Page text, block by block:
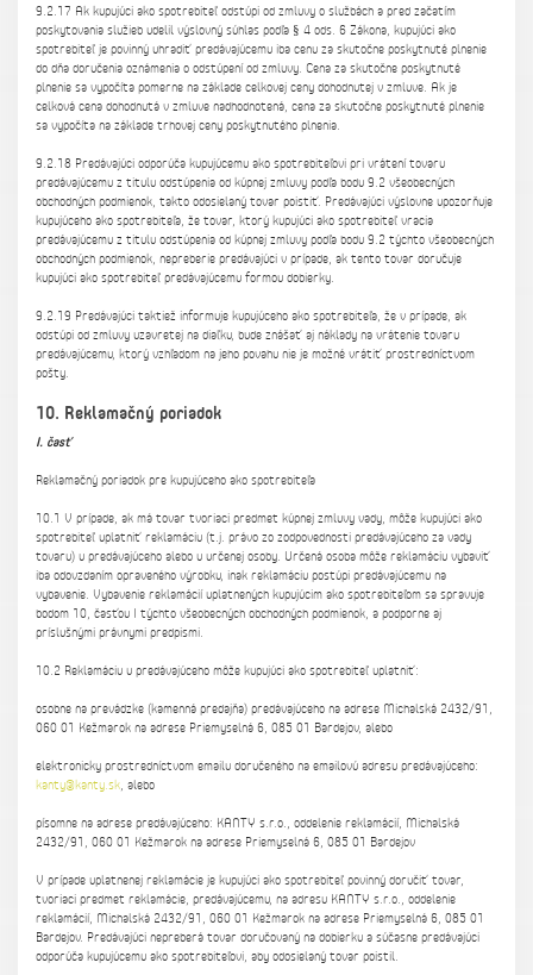
9.2.17 Ak kupujúci ako spotrebiteľ odstúpi od zmluvy o službách a pred začatím
poskytovania služieb udelil výslovný súhlas podľa § 4 ods. 6 Zákona, kupujúci ako
spotrebiteľ je povinný uhradiť predávajúcemu iba cenu za skutočne poskytnuté plnenie
do dňa doručenia oznámenia o odstúpení od zmluvy. Cena za skutočne poskytnuté
plnenie sa vypočíta pomerne na základe celkovej ceny dohodnutej v zmluve. Ak je
celková cena dohodnutá v zmluve nadhodnotená, cena za skutočne poskytnuté plnenie
sa vypočíta na základe trhovej ceny poskytnutého plnenia.
9.2.18 Predávajúci odporúča kupujúcemu ako spotrebiteľovi pri vrátení tovaru
predávajúcemu z titulu odstúpenia od kúpnej zmluvy podľa bodu 9.2 všeobecných
obchodných podmienok, takto odosielaný tovar poistiť. Predávajúci výslovne upozorňuje
kupujúceho ako spotrebiteľa, že tovar, ktorý kupujúci ako spotrebiteľ vracia
predávajúcemu z titulu odstúpenia od kúpnej zmluvy podľa bodu 9.2 týchto všeobecných
obchodných podmienok, nepreberie predávajúci v prípade, ak tento tovar doručuje
kupujúci ako spotrebiteľ predávajúcemu formou dobierky.
9.2.19 Predávajúci taktiež informuje kupujúceho ako spotrebiteľa, že v prípade, ak
odstúpi od zmluvy uzavretej na diaľku, bude znášať aj náklady na vrátenie tovaru
predávajúcemu, ktorý vzhľadom na jeho povahu nie je možné vrátiť prostredníctvom
pošty.
10. Reklamačný poriadok
I. časť
Reklamačný poriadok pre kupujúceho ako spotrebiteľa
10.1 V prípade, ak má tovar tvoriaci predmet kúpnej zmluvy vady, môže kupujúci ako
spotrebiteľ uplatniť reklamáciu (t.j. právo zo zodpovednosti predávajúceho za vady
tovaru) u predávajúceho alebo u určenej osoby. Určená osoba môže reklamáciu vybaviť
iba odovzdaním opraveného výrobku, inak reklamáciu postúpi predávajúcemu na
vybavenie. Vybavenie reklamácií uplatnených kupujúcim ako spotrebiteľom sa spravuje
bodom 10, časťou I týchto všeobecných obchodných podmienok, a podporne aj
príslušnými právnymi predpismi.
10.2 Reklamáciu u predávajúceho môže kupujúci ako spotrebiteľ uplatniť:
osobne na prevádzke (kamenná predajňa) predávajúceho na adrese Michalská 2432/91,
060 01 Kežmarok na adrese Priemyselná 6, 085 01 Bardejov, alebo
elektronicky prostredníctvom emailu doručeného na emailovú adresu predávajúceho:
kanty@kanty.sk, alebo
písomne na adrese predávajúceho: KANTY s.r.o., oddelenie reklamácií, Michalská
2432/91, 060 01 Kežmarok na adrese Priemyselná 6, 085 01 Bardejov
V prípade uplatnenej reklamácie je kupujúci ako spotrebiteľ povinný doručiť tovar,
tvoriaci predmet reklamácie, predávajúcemu, na adresu KANTY s.r.o., oddelenie
reklamácií, Michalská 2432/91, 060 01 Kežmarok na adrese Priemyselná 6, 085 01
Bardejov. Predávajúci nepreberá tovar doručovaný na dobierku a súčasne predávajúci
odporúča kupujúcemu ako spotrebiteľovi, aby odosielaný tovar poistil.